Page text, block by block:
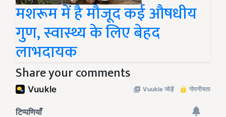
मशरूम में है मौजूद कई औषधीय
गुण, स्वास्थ्य के लिए बेहद
लाभदायक
Share your comments